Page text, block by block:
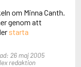
om Minna Canth.
genom att
starta
26 maj 2005
redaktion